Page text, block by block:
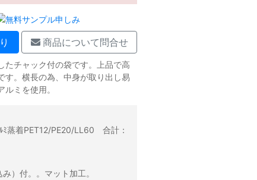
商品について問合せ
たチャック付の袋です。上品で高
す。横長の為、中身が取り出し易
ルミを使用。
ﾐ蒸着PET12/PE20/LL60 合計：
）付。。マット加工。